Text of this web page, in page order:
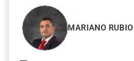
MARIANO RUBIO